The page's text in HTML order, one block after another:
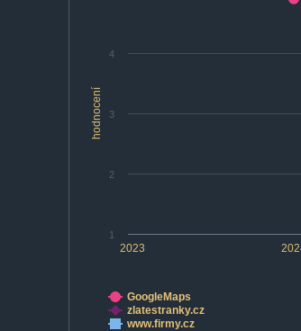
hodnocení
2023
1
2
3
4
GoogleMaps
zlatestranky.cz
www.firmy.cz